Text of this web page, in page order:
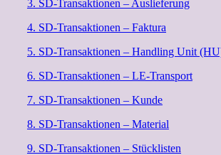
3. SD-Transaktionen – Auslieferung
4. SD-Transaktionen – Faktura
5. SD-Transaktionen – Handling Unit
6. SD-Transaktionen – LE-Transport
7. SD-Transaktionen – Kunde
8. SD-Transaktionen – Material
9. SD-Transaktionen – Stücklisten